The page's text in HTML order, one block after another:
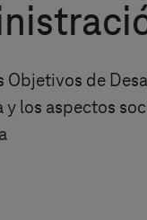
Objetivos de
los aspectos